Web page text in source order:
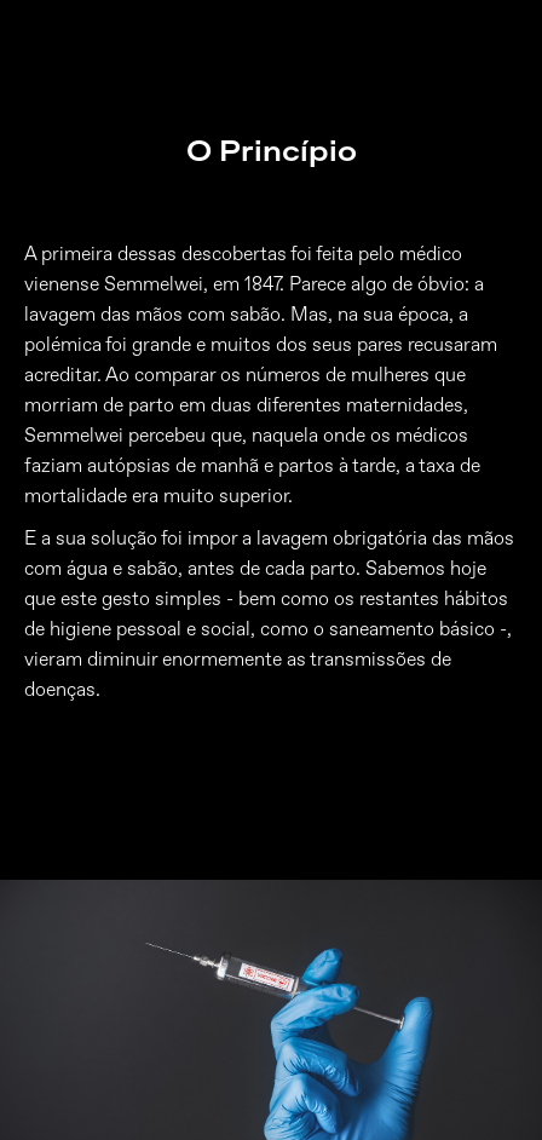
O Princípio
A primeira dessas descobertas foi feita pelo médico
vienense Semmelwei, em 1847. Parece algo de óbvio: a
lavagem das mãos com sabão. Mas, na sua época, a
polémica foi grande e muitos dos seus pares recusaram
acreditar. Ao comparar os números de mulheres que
morriam de parto em duas diferentes maternidades,
Semmelwei percebeu que, naquela onde os médicos
faziam autópsias de manhã e partos à tarde, a taxa de
mortalidade era muito superior.
E a sua solução foi impor a lavagem obrigatória das mãos
com água e sabão, antes de cada parto. Sabemos hoje
que este gesto simples - bem como os restantes hábitos
de higiene pessoal e social, como o saneamento básico -,
vieram diminuir enormemente as transmissões de
doenças.